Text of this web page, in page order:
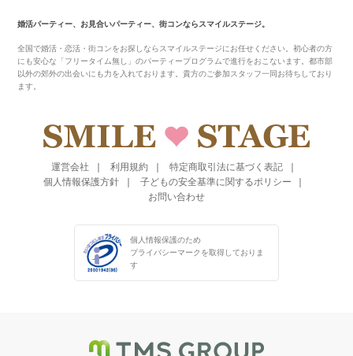
婚活パーティー、お見合いパーティー、街コンならスマイルステージ。
全国で婚活・恋活・街コンをお探しならスマイルステージにお任せください。初心者の方
にも安心な「フリータイム無し」のパーティープログラムで進行をおこないます。都市部
以外の郊外の出会いにも力を入れております。貴方のご参加スタッフ一同お待ちしており
ます。
運営会社 利用規約
特定商取引法に基づく表記
個人情報保護方針
子どもの安全基準に関するポリシー
お問い合わせ
個人情報保護のため
プライバシーマークを取得しておりま
す